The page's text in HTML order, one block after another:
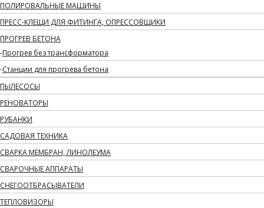
ПОЛИРОВАЛЬНЫЕ МАШИНЫ
ПРЕСС-КЛЕЩИ ДЛЯ ФИТИНГА, ОПРЕССОВЩИКИ
ПРОГРЕВ БЕТОНА
Прогрев без трансформатора
Станции для прогрева бетона
ПЫЛЕСОСЫ
РЕНОВАТОРЫ
РУБАНКИ
САДОВАЯ ТЕХНИКА
СВАРКА МЕМБРАН, ЛИНОЛЕУМА
СВАРОЧНЫЕ АППАРАТЫ
СНЕГООТБРАСЫВАТЕЛИ
ТЕПЛОВИЗОРЫ